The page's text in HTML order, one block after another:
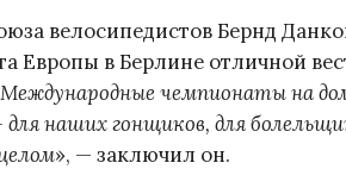
велосипедистов Бернд
Европы в Берлине отличной
Международные чемпионаты на
наших гонщиков, для
», — заключил он.